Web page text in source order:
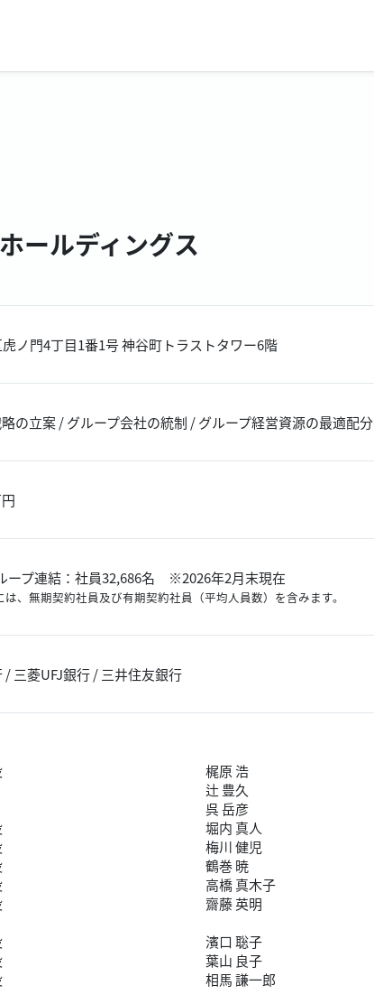
ールディングス
ノ門4丁目1番1号 神谷町トラストタワー6階
の立案 / グループ会社の統制 / グループ経営資源の最適配分
ープ連結：社員32,686名 ※2026年2月末現在
、無期契約社員及び有期契約社員（平均人員数）を含みます。
/ 三菱UFJ銀行 / 三井住友銀行
梶原 浩
辻󠄀 豊久
呉 岳彦
堀内 真人
梅川 健児
鶴巻 暁
高橋 真木子
齋藤 英明
濱口 聡子
葉山 良子
相馬 謙一郎